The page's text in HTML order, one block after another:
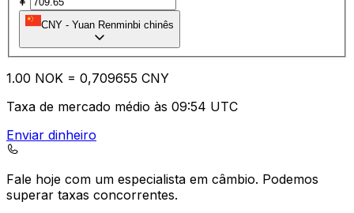
CNY - Yuan Renminbi chinês
1.00 NOK = 0,709655 CNY
Taxa de mercado médio às 09:54 UTC
Enviar dinheiro
Fale hoje com um especialista em câmbio. Podemos
superar taxas concorrentes.